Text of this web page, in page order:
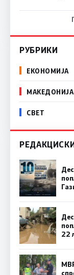
РУБРИКИ
ЕКОНОМИЈА
МАКЕДОНИЈА
СВЕТ
22